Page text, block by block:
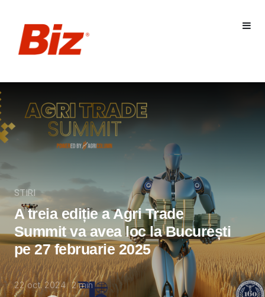
STIRI
A treia ediție a Agri Trade
Summit va avea loc la București
pe 27 februarie 2025
22 oct. 2024 2 min